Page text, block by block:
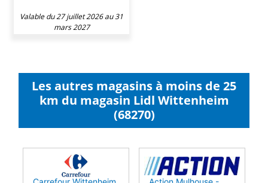
Valable du 27 juillet 2026 au 31
mars 2027
Les autres magasins à moins de 25
km du magasin Lidl Wittenheim
(68270)